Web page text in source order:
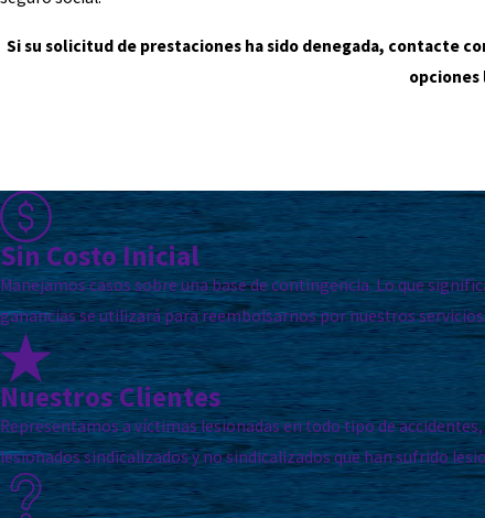
Si su solicitud de prestaciones ha sido denegada, contacte
opciones
Sin Costo Inicial
Manejamos casos sobre una base de contingencia. Lo que
ganancias se utilizará para reembolsarnos por nuestros
Nuestros Clientes
Representamos a víctimas lesionadas en todo tipo de
lesionados sindicalizados y no sindicalizados que han sufrido